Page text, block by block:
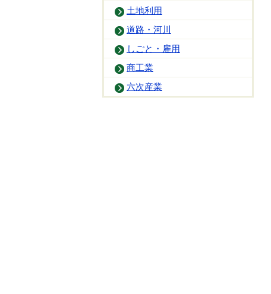
土地利用
道路・河川
しごと・雇用
商工業
六次産業